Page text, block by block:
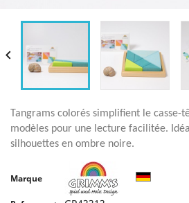

Tangrams colorés simplifient le casse-
modèles pour une lecture facilitée.
silhouettes en ombre noire.
Marque